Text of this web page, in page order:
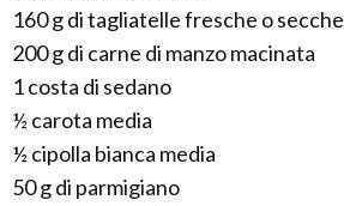
160 g di tagliatelle fresche o secche
200 g di carne di manzo macinata
1 costa di sedano
½ carota media
½ cipolla bianca media
50 g di parmigiano